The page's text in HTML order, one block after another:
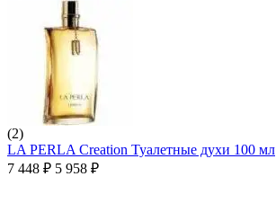
(2)
LA PERLA Creation Туалетные духи 100 мл
7 448 ₽ 5 958 ₽